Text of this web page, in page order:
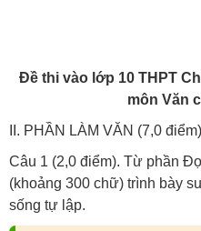
Đề thi vào lớp 10 THPT
môn Văn
II. PHẦN LÀM VĂN (7,0 điểm)
Câu 1 (2,0 điểm). Từ phần
(khoảng 300 chữ) trình bày
sống tự lập.